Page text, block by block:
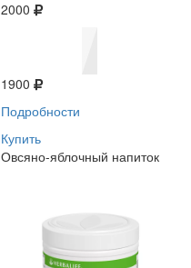
2000
1900
Подробности
Купить
Овсяно-яблочный напиток